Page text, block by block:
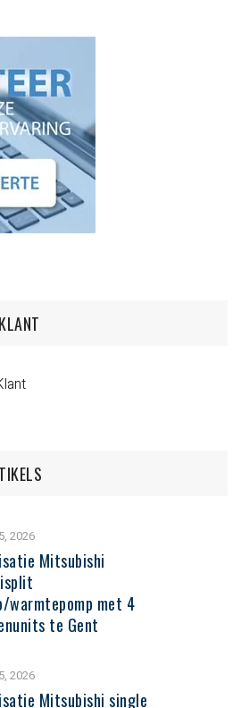
2026
Mitsubishi
warmtepomp met 4
te Gent
2026
Mitsubishi single